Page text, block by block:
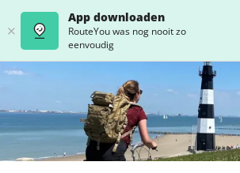
App downloaden
RouteYou was nog nooit zo
eenvoudig